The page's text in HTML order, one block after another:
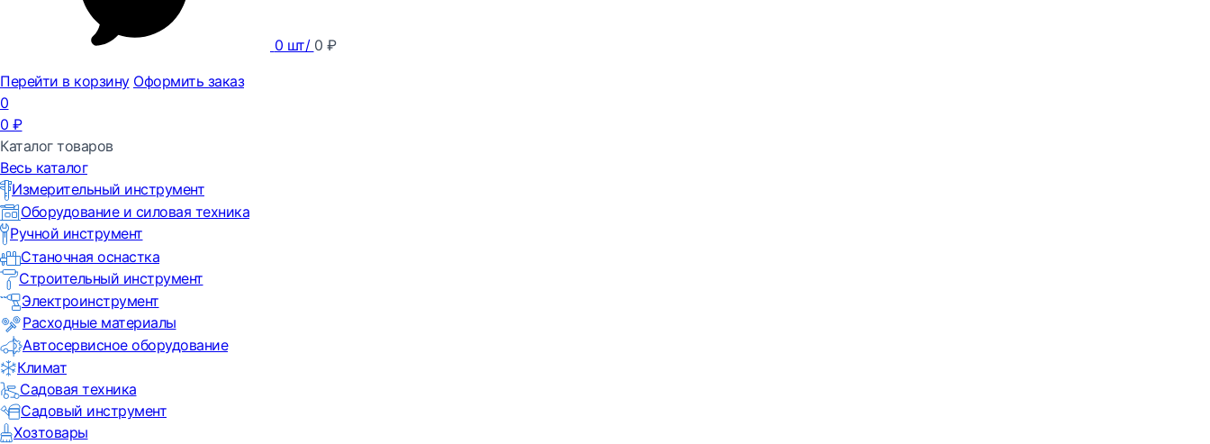
0 шт/ 0 ₽
Перейти в корзину Оформить заказ
0
0 ₽
Каталог товаров
Весь каталог
Измерительный инструмент
Оборудование и силовая техника
Ручной инструмент
Станочная оснастка
Строительный инструмент
Электроинструмент
Расходные материалы
Автосервисное оборудование
Климат
Садовая техника
Садовый инструмент
Хозтовары